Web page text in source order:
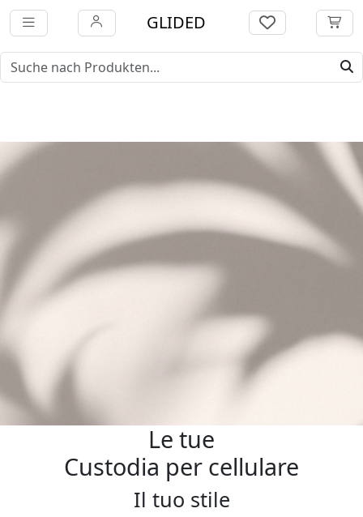
GLIDED
Le tue
Custodia per cellulare
Il tuo stile